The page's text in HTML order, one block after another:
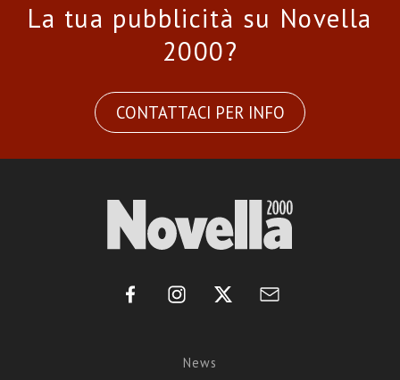
La tua pubblicità su Novella
2000?
CONTATTACI PER INFO
News